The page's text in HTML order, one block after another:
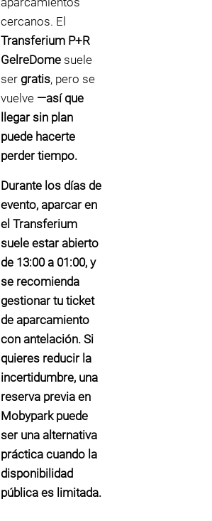
cercanos. El
Transferium P+R
GelreDome suele
ser gratis, pero se
vuelve —así que
llegar sin plan
puede hacerte
perder tiempo.
Durante los días de
evento, aparcar en
el Transferium
suele estar abierto
de 13:00 a 01:00, y
se recomienda
gestionar tu ticket
de aparcamiento
con antelación. Si
quieres reducir la
incertidumbre, una
reserva previa en
Mobypark puede
ser una alternativa
práctica cuando la
disponibilidad
pública es limitada.